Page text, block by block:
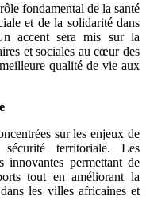
fondamental de la santé
et de la solidarité dans
accent sera mis sur la
et sociales au cœur des
qualité de vie aux
sur les enjeux de
territoriale. Les
innovantes permettant de
tout en améliorant la
les villes africaines et